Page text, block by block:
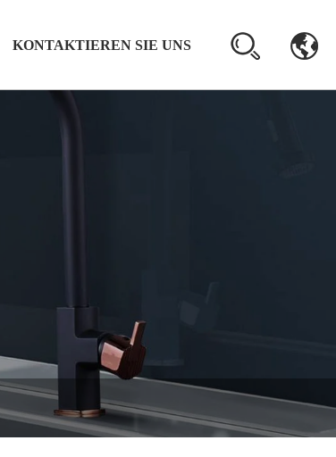
KONTAKTIEREN SIE UNS